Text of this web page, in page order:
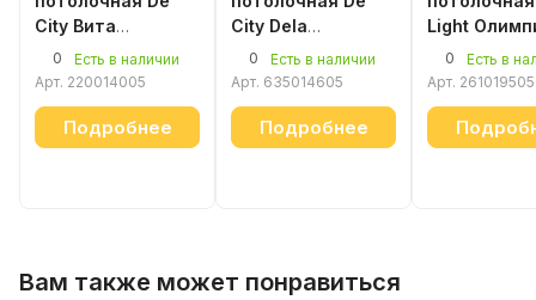
City Вита
220014005
0
Есть в наличии
Арт. 220014005
Подробнее
City Dela
635014605
0
Есть в наличии
Арт. 635014605
Подробнее
Light
261019505
0
Есть в
Арт. 261019505
Вам также может понравиться